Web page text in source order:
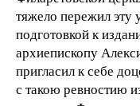
тяжело пережил эту
подготовкой к
архиепископу
пригласил к себе
с такою ревностию